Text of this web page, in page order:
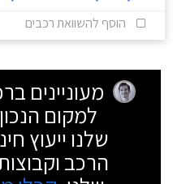
הוסף להשוואת רכבים
מעוניינים
למקום
שלנו ייעוץ
הרכב